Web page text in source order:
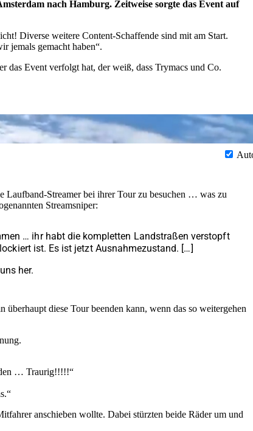
nach Hamburg. Zeitweise sorgte das Event auf
Diverse weitere Content-Schaffende sind mit am Start.
jemals gemacht haben“.
das Event verfolgt hat, der weiß, dass Trymacs und Co.
Laufband-Streamer bei ihrer Tour zu besuchen … was zu
Streamsniper:
… ihr habt die kompletten Landstraßen verstopft
ist. Es ist jetzt Ausnahmezustand. […]
her.
diese Tour beenden kann, wenn das so weitergehen
… Traurig!!!!!“
anschieben wollte. Dabei stürzten beide Räder um und